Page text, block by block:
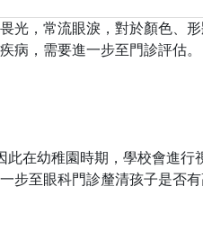
光，常流眼淚，對於顏色、
病，需要進一步至門診評估。
在幼稚園時期，學校會進
步至眼科門診釐清孩子是否